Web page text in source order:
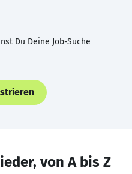
Du Deine Job-Suche
von A bis Z